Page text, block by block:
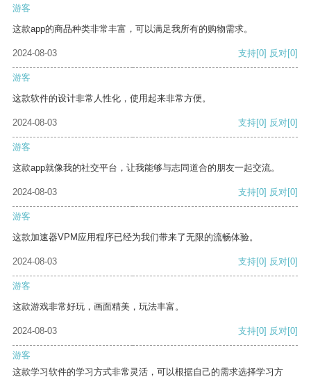
游客
这款app的商品种类非常丰富，可以满足我所有的购物需求。
2024-08-03 支持[0] 反对[0]
游客
这款软件的设计非常人性化，使用起来非常方便。
2024-08-03 支持[0] 反对[0]
游客
这款app就像我的社交平台，让我能够与志同道合的朋友一起交流。
2024-08-03 支持[0] 反对[0]
游客
这款加速器VPM应用程序已经为我们带来了无限的流畅体验。
2024-08-03 支持[0] 反对[0]
游客
这款游戏非常好玩，画面精美，玩法丰富。
2024-08-03 支持[0] 反对[0]
游客
这款学习软件的学习方式非常灵活，可以根据自己的需求选择学习方